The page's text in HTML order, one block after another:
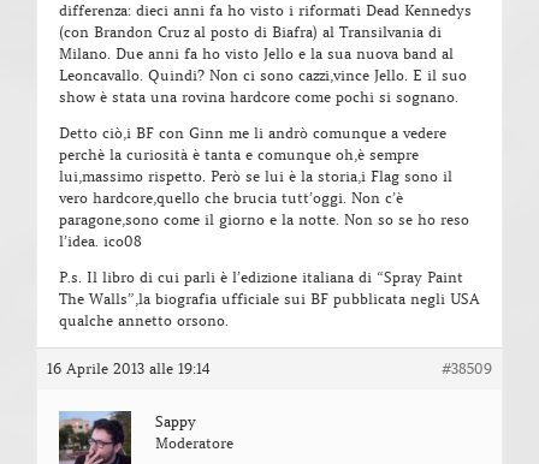
differenza: dieci anni fa ho visto i riformati Dead Kennedys
(con Brandon Cruz al posto di Biafra) al Transilvania di
Milano. Due anni fa ho visto Jello e la sua nuova band al
Leoncavallo. Quindi? Non ci sono cazzi,vince Jello. E il suo
show è stata una rovina hardcore come pochi si sognano.
Detto ciò,i BF con Ginn me li andrò comunque a vedere
perchè la curiosità è tanta e comunque oh,è sempre
lui,massimo rispetto. Però se lui è la storia,i Flag sono il
vero hardcore,quello che brucia tutt’oggi. Non c’è
paragone,sono come il giorno e la notte. Non so se ho reso
l’idea. ico08
P.s. Il libro di cui parli è l’edizione italiana di “Spray Paint
The Walls”,la biografia ufficiale sui BF pubblicata negli USA
qualche annetto orsono.
16 Aprile 2013 alle 19:14 #38509
Sappy
Moderatore